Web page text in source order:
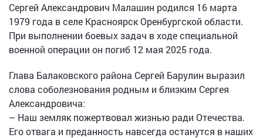
Сергей Александрович Малашин родился 16 марта
1979 года в селе Красноярск Оренбургской области.
При выполнении боевых задач в ходе специальной
военной операции он погиб 12 мая 2025 года.
Глава Балаковского района Сергей Барулин выразил
слова соболезнования родным и близким Сергея
Александровича:
– Наш земляк пожертвовал жизнью ради Отечества.
Его отвага и преданность навсегда останутся в наших